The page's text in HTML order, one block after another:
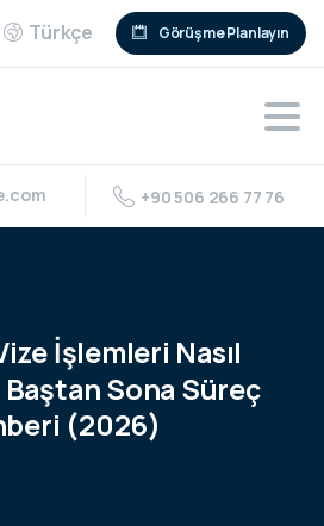
Türkçe Görüşme Planlayın
+90 506 266 77 76
İşlemleri Nasıl
BaştanSona Süreç
(2026)